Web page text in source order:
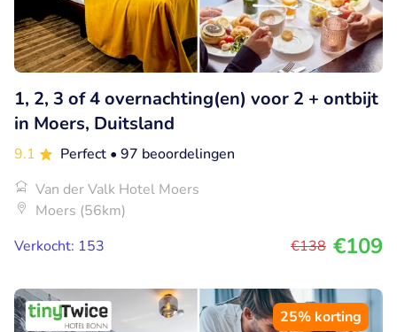
1, 2, 3 of 4 overnachting(en) voor 2 + ontbijt
in Moers, Duitsland
9.1 Perfect • 97 beoordelingen
Van der Valk Hotel Moers
Moers (56km)
Verkocht: 153
€138 €109
25% korting